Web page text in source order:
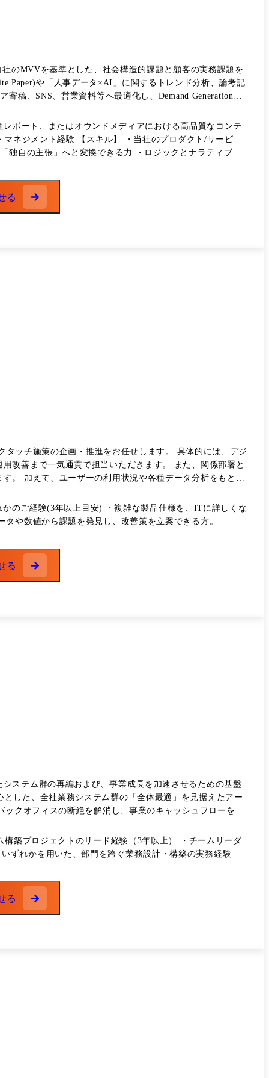
のMVVを基準とした、社会構造的課題と顧客の実務課題を
Paper)や「人事データ×AI」に関するトレンド分析、論考記
稿、SNS、営業資料等へ最適化し、Demand Generationを
ポート、またはオウンドメディアにおける高品質なコンテ
ネジメント経験 【スキル】 ・当社のプロダクト/サービ
独自の主張」へと変換できる力 ・ロジックとナラティブを
る
ッチ施策の企画・推進をお任せします。 具体的には、デジ
改善まで一気通貫で担当いただきます。 また、関係部署と
。 加えて、ユーザーの利用状況や各種データ分析をもとに
のご経験(3年以上目安) ・複雑な製品仕様を、ITに詳しくな
や数値から課題を発見し、改善策を立案できる方。
る
ステム群の再編および、事業成長を加速させるための基盤
した、全社業務システム群の「全体最適」を見据えたアー
クオフィスの断絶を解消し、事業のキャッシュフローを支
②システム・ツール メイン ・Salesforce ・HubSpot ・
・GCP
築プロジェクトのリード経験（3年以上） ・チームリーダ
ずれかを用いた、部門を跨ぐ業務設計・構築の実務経験
る